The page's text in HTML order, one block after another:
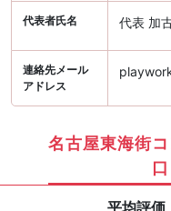
代表者氏名 代表 加
連絡先メール
アドレス
名古屋東海街